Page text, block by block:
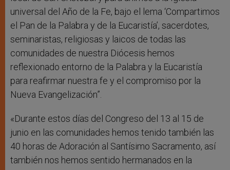
universal del Año de la Fe, bajo el lema ‘Compartimos
el Pan de la Palabra y de la Eucaristía’, sacerdotes,
seminaristas, religiosas y laicos de todas las
comunidades de nuestra Diócesis hemos
reflexionado entorno de la Palabra y la Eucaristía
para reafirmar nuestra fe y el compromiso por la
Nueva Evangelización”.
«Durante estos días del Congreso del 13 al 15 de
junio en las comunidades hemos tenido también las
40 horas de Adoración al Santísimo Sacramento, así
también nos hemos sentido hermanados en la